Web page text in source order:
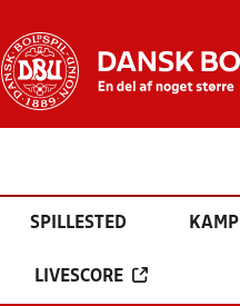
SPILLESTED KAMP
LIVESCORE